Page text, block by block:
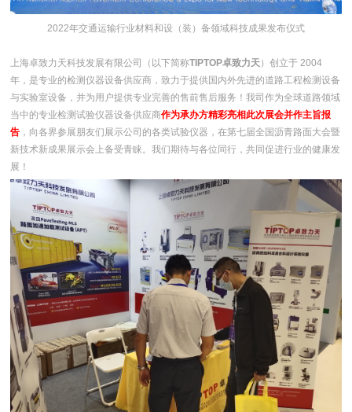
2022年交通运输行业材料和设（装）备领域科技成果发布仪式
上海卓致力天科技发展有限公司（以下简称TIPTOP卓致力天）创立于 2004
年，是专业的检测仪器设备供应商，致力于提供国内外先进的道路工程检测设备
与实验室设备，并为用户提供专业完善的售前售后服务！我司作为全球道路领域
当中的专业检测试验仪器设备供应商作为承办方精彩亮相此次展会并作主旨报
告 ，向各界参展朋友们展示公司的各类试验仪器，在第七届全国沥青路面大会暨
新技术新成果展示会上备受青睐。我们期待与各位同行，共同促进行业的健康发
展！